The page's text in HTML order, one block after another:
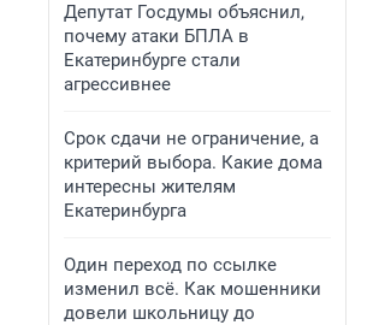
Депутат Госдумы объяснил,
почему атаки БПЛА в
Екатеринбурге стали
агрессивнее
Срок сдачи не ограничение, а
критерий выбора. Какие дома
интересны жителям
Екатеринбурга
Один переход по ссылке
изменил всё. Как мошенники
довели школьницу до